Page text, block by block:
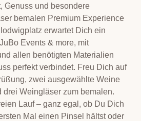
Genuss und besondere
bemalen Premium Experience
erwartet Dich ein
Events & more, mit
allen benötigten Materialien
perfekt verbindet. Freu Dich auf
zwei ausgewählte Weine
Weingläser zum bemalen.
Lauf – ganz egal, ob Du Dich
Mal einen Pinsel hältst oder